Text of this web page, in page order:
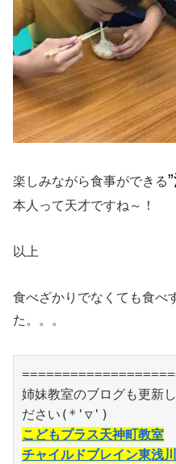
楽しみながら食事ができる
本人って天才ですね～！
以上
食べざかりでなくても食べ
た。。。
姉妹教室のブログも更新
こどもプラス天神町教室
チャイルドブレイン東浅